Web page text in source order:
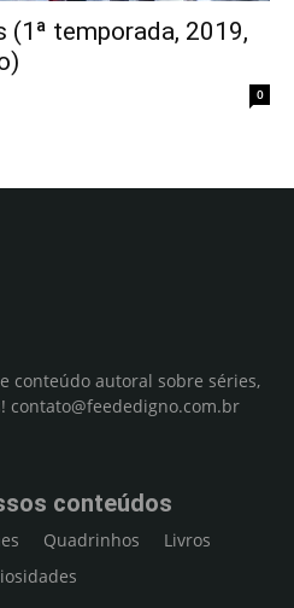
(1ª temporada, 2019,
0
conteúdo autoral sobre séries,
contato@feededigno.com.br
conteúdos
Quadrinhos
Livros